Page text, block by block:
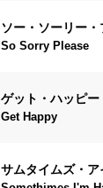
ソー・ソーリー・
So Sorry Please
ゲット・ハッピー
Get Happy
サムタイムズ・